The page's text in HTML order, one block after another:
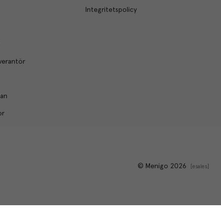
Integritetspolicy
© Menigo 2026 esales]